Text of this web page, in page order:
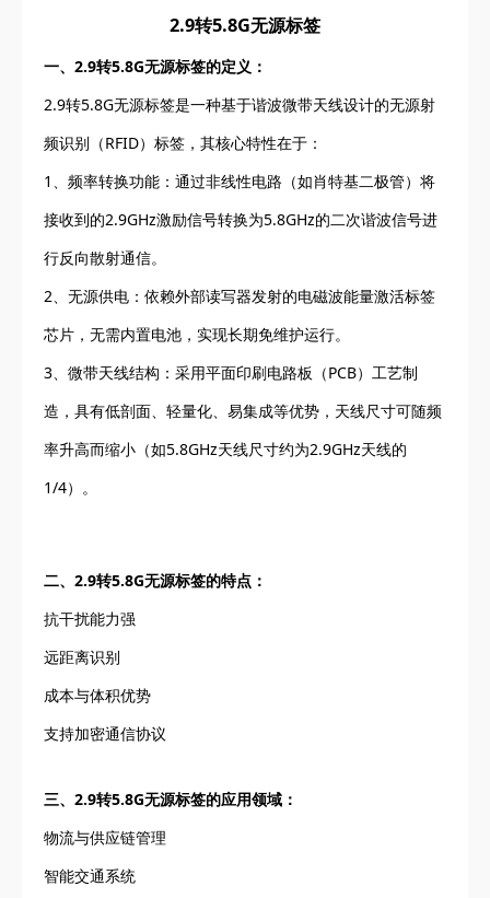
2.9转5.8G无源标签
一、2.9转5.8G无源标签的定义：
2.9转5.8G无源标签是一种基于谐波微带天线设计的无源射
频识别（RFID）标签，其核心特性在于：
1、频率转换功能：通过非线性电路（如肖特基二极管）将
接收到的2.9GHz激励信号转换为5.8GHz的二次谐波信号进
行反向散射通信。
2、无源供电：依赖外部读写器发射的电磁波能量激活标签
芯片，无需内置电池，实现长期免维护运行。
3、微带天线结构：采用平面印刷电路板（PCB）工艺制
造，具有低剖面、轻量化、易集成等优势，天线尺寸可随频
率升高而缩小（如5.8GHz天线尺寸约为2.9GHz天线的
1/4）。
二、2.9转5.8G无源标签的特点：
抗干扰能力强
远距离识别
成本与体积优势
支持加密通信协议
三、2.9转5.8G无源标签的应用领域：
物流与供应链管理
智能交通系统